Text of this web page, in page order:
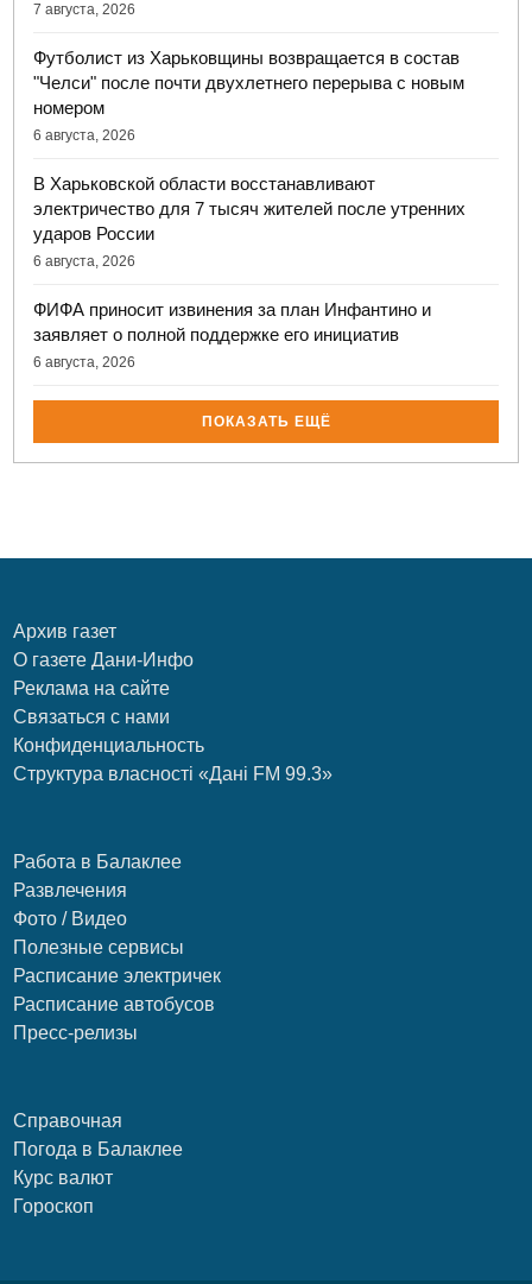
7 августа, 2026
Футболист из Харьковщины возвращается в состав
"Челси" после почти двухлетнего перерыва с новым
номером
6 августа, 2026
В Харьковской области восстанавливают
электричество для 7 тысяч жителей после утренних
ударов России
6 августа, 2026
ФИФА приносит извинения за план Инфантино и
заявляет о полной поддержке его инициатив
6 августа, 2026
ПОКАЗАТЬ ЕЩЁ
Архив газет
О газете Дани-Инфо
Реклама на сайте
Связаться с нами
Конфиденциальность
Структура власності «Дані FM 99.3»
Работа в Балаклее
Развлечения
Фото / Видео
Полезные сервисы
Расписание электричек
Расписание автобусов
Пресс-релизы
Справочная
Погода в Балаклее
Курс валют
Гороскоп